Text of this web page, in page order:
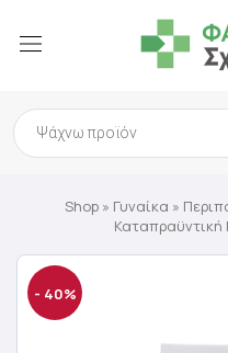
Products
search
Shop » Γυναίκα »
- 40%